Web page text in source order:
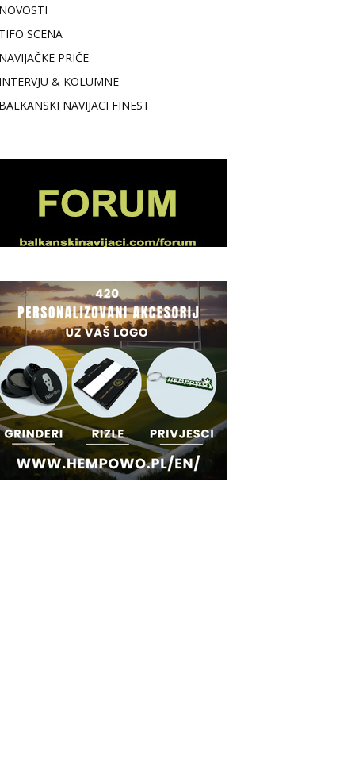
SCENA
PRIČE
& KOLUMNE
NAVIJACI FINEST